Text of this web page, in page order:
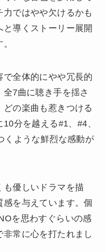
ではやや欠けるかも
と導くストーリー展開
全体的にやや冗長的
7曲に聴き手を揺さ
の楽曲も惹きつける
分を越える#1、#4、
くような鮮烈な感動が
優しいドラマを描
を与えています。個
を思わすぐらいの感
常に心を打たれまし